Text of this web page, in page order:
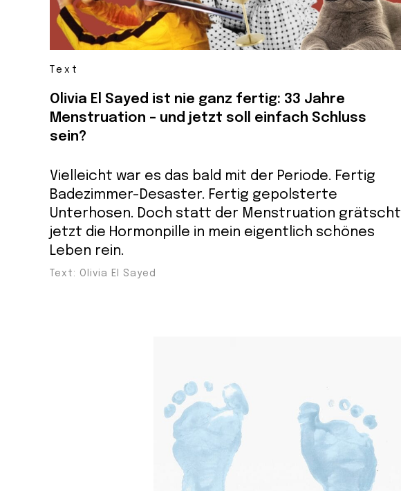
Text
Olivia El Sayed ist nie ganz fertig: 33 Jahre
Menstruation – und jetzt soll einfach Schluss
sein?
Vielleicht war es das bald mit der Periode. Fertig
Badezimmer-Desaster. Fertig gepolsterte
Unterhosen. Doch statt der Menstruation grätscht
jetzt die Hormonpille in mein eigentlich schönes
Leben rein.
Text: Olivia El Sayed